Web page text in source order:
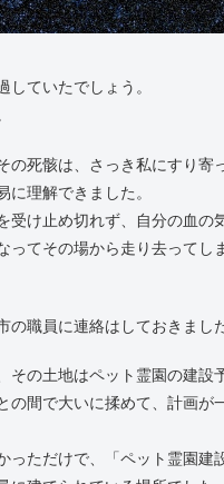
していたでしょう。
の死骸は、さっき私にすり寄
に理解できました。
受け止め切れず、自分の血の
ってその場から走り去ってし
の職員に連絡はしておきまし
その土地はペット霊園の建設
の間で大いに揉めて、計画が
っただけで、「ペット霊園建